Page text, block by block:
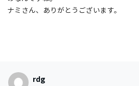
ナミさん、ありがとうございます。
rdg